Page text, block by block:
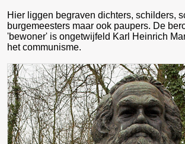
Hier liggen begraven dichters, schilders,
burgemeesters maar ook paupers. De
'bewoner' is ongetwijfeld Karl Heinrich
het communisme.